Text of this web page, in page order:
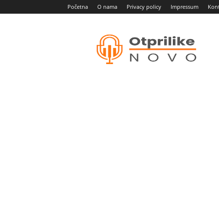
Početna O nama Privacy policy Impressum
novo